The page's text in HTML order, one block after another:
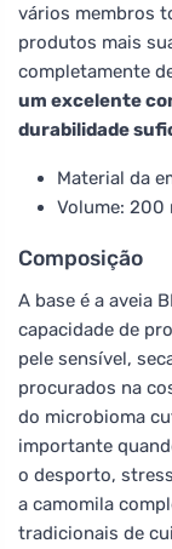
vários membros
produtos mais
completamente
um excelente
durabilidade
Material da
Volume: 200
Composição
A base é a aveia
capacidade de
pele sensível,
procurados na
do microbioma
importante
o desporto,
a camomila
tradicionais de